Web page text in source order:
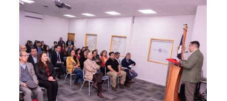
PUCV Internacional
Vinculación con el Medio
Admisión
Pregrado